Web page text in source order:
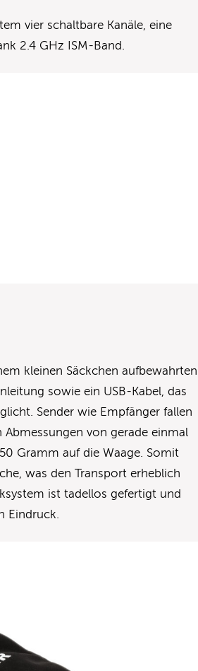
vier schaltbare Kanäle, eine
2.4 GHz ISM-Band.
kleinen Säckchen aufbewahrten
sowie ein USB-Kabel, das
Sender wie Empfänger fallen
von gerade einmal
Gramm auf die Waage. Somit
was den Transport erheblich
ist tadellos gefertigt und
Eindruck.